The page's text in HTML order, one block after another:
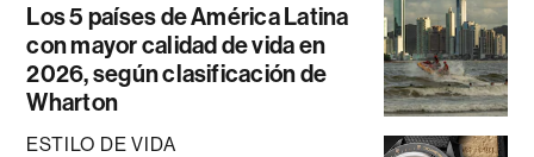
Los 5 países de América Latina
con mayor calidad de vida en
2026, según clasificación de
Wharton
ESTILO DE VIDA